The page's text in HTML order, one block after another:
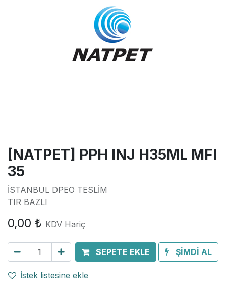
[NATPET] PPH INJ H35ML MFI
35
İSTANBUL DPEO TESLİM
TIR BAZLI
0,00 ₺ KDV Hariç
SEPETE EKLE ŞİMDİ AL
İstek listesine ekle